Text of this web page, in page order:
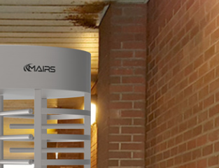
настройка)
настройка)
сталь 304
работы